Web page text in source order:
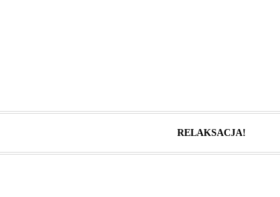
RELAKSACJA!